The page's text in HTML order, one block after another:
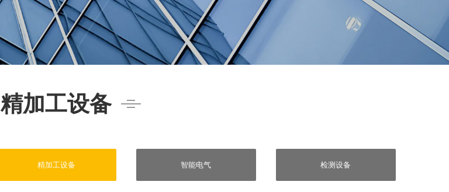
精加工设备
精加工设备 智能电气 检测设备